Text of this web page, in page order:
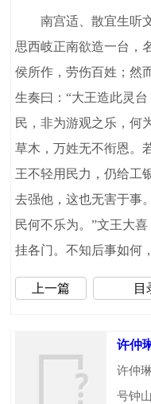
南宫适、散宜生听文
思西岐正南欲造一台，
侯所作，劳伤百姓；然
生奏曰：“大王造此灵
民，非为游观之乐，何
草木，万姓无不衔恩。
王不轻用民力，仍给工
去强他，这也无害于事
民何不乐为。”文王大
挂各门。不知后事如何
上一篇 目
许仲
许仲
号钟